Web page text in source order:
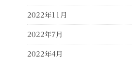
2022年11月
2022年7月
2022年4月